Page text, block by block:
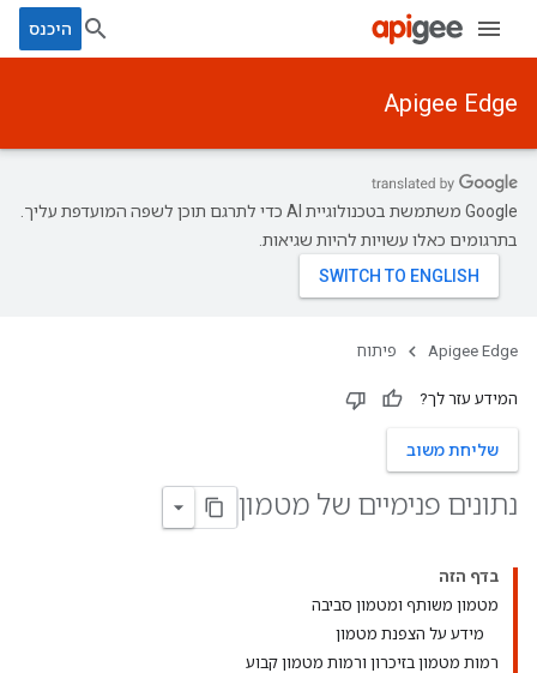
היכנס
Apigee Edge
‫Google משתמשת בטכנולוגיית AI כדי לתרגם תוכן לשפה המועדפת עליך.
בתרגומים כאלו עשויות להיות שגיאות.
Apigee Edge פיתוח
המידע עזר לך?
שליחת משוב
נתונים פנימיים של מטמון
בדף הזה
מטמון משותף ומטמון סביבה
מידע על הצפנת מטמון
רמות מטמון בזיכרון ורמות מטמון קבוע